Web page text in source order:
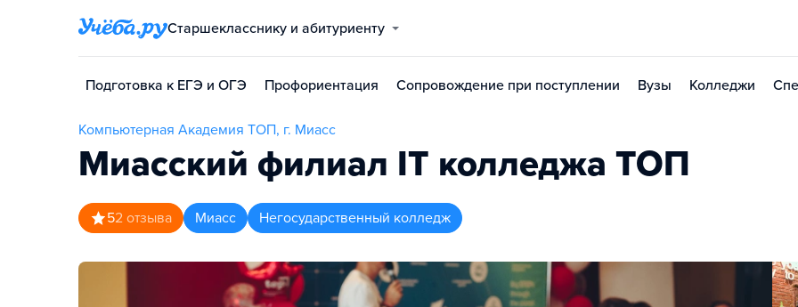
Старшекласснику и абитуриенту
Подготовка к ЕГЭ и ОГЭ Профориентация Сопровождение при поступлении Вузы Колледжи
Компьютерная Академия TOП, г. Миасс
Миасский филиал IT колледжа TOП
52 отзыва Миасс Негосударственный колледж